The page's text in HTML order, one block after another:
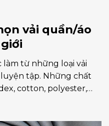
vải quần/áo
làm từ những loại vải
tập. Những chất
cotton, polyester,…